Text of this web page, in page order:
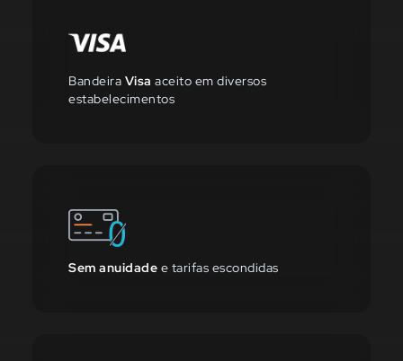
Bandeira Visa aceito em diversos
estabelecimentos
Sem anuidade e tarifas escondidas